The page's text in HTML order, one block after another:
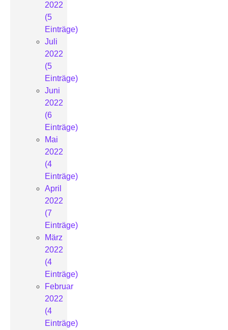
2022
(5
Einträge)
Juli
2022
(5
Einträge)
Juni
2022
(6
Einträge)
Mai
2022
(4
Einträge)
April
2022
(7
Einträge)
März
2022
(4
Einträge)
Februar
2022
(4
Einträge)